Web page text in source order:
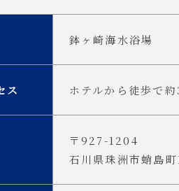
鉢ヶ崎海水浴場
ス ホテルから徒歩で約
〒927-1204
石川県珠洲市蛸島